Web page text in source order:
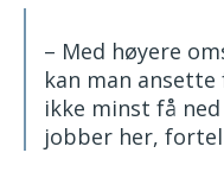
– Med høyere
kan man
ikke minst få
jobber her,